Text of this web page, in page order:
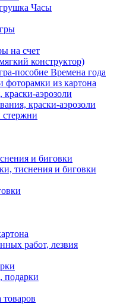
Часы
на счет
конструктор)
пособие Времена года
из картона
аэрозоли
краски-аэрозоли
стержни
и биговки
тиснения и биговки
работ, лезвия
подарки